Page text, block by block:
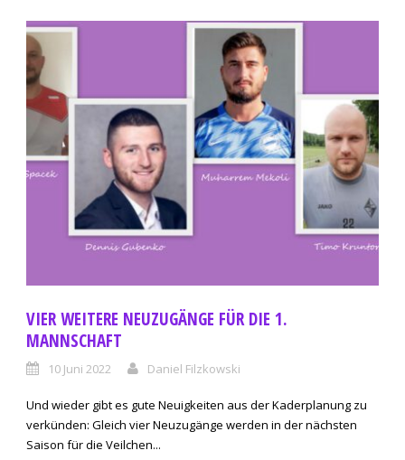
VIER WEITERE NEUZUGÄNGE FÜR DIE 1.
MANNSCHAFT
10 Juni 2022 Daniel Filzkowski
Und wieder gibt es gute Neuigkeiten aus der Kaderplanung zu
verkünden: Gleich vier Neuzugänge werden in der nächsten
Saison für die Veilchen...